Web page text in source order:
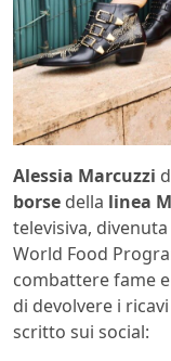
Alessia Marcuzzi
borse della linea
televisiva,
World Food
combattere fame
di devolvere i
scritto sui social: